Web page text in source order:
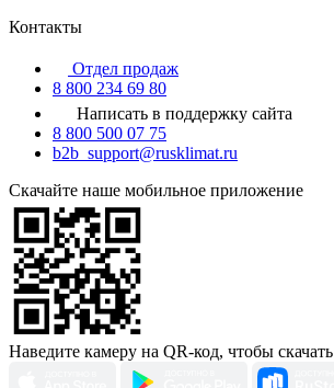
Контакты
Отдел продаж
8 800 234 69 80
Написать в поддержку сайта
8 800 500 07 75
b2b_support@rusklimat.ru
Скачайте наше мобильное приложение
Наведите камеру на QR-код, чтобы скачать